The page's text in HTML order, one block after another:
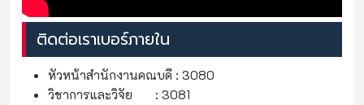
ติดต่อเราเบอร์ภายใน
หัวหน้าสำนักงานคณบดี : 3080
วิชาการและวิจัย : 3081